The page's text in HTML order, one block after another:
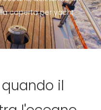
coperta per yacht
il